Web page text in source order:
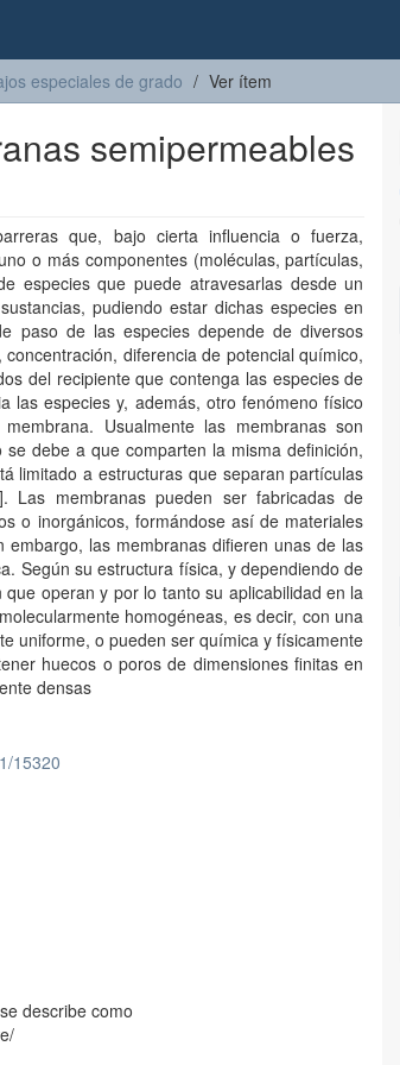
especiales de grado Ver ítem
semipermeables
que, bajo cierta influencia o fuerza,
o más componentes (moléculas, partículas,
especies que puede atravesarlas desde un
pudiendo estar dichas especies en
paso de las especies depende de diversos
diferencia de potencial químico,
del recipiente que contenga las especies de
las especies y, además, otro fenómeno físico
Usualmente las membranas son
debe a que comparten la misma definición,
limitado a estructuras que separan partículas
Las membranas pueden ser fabricadas de
o inorgánicos, formándose así de materiales
embargo, las membranas difieren unas de las
Según su estructura física, y dependiendo de
operan y por lo tanto su aplicabilidad en la
homogéneas, es decir, con una
uniforme, o pueden ser química y físicamente
huecos o poros de dimensiones finitas en
densas
15320
describe como